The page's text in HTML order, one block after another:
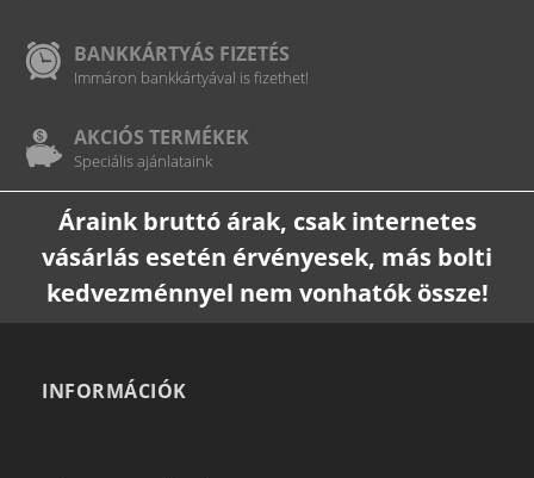
BANKKÁRTYÁS FIZETÉS
Immáron bankkártyával is fizethet!
AKCIÓS TERMÉKEK
Speciális ajánlataink
Áraink bruttó árak, csak internetes
vásárlás esetén érvényesek, más bolti
kedvezménnyel nem vonhatók össze!
INFORMÁCIÓK